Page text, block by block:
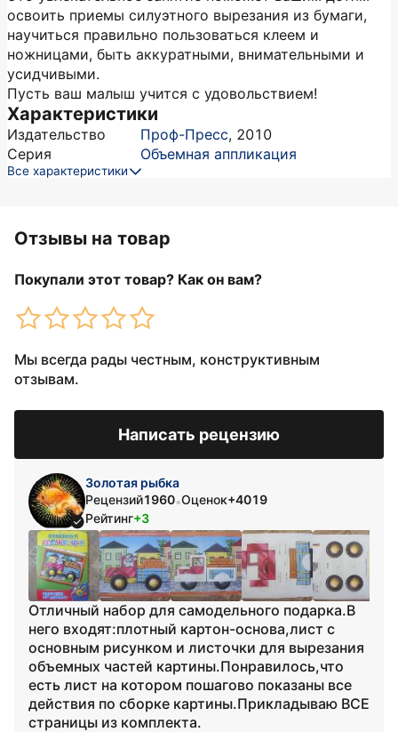
освоить приемы силуэтного вырезания из бумаги,
научиться правильно пользоваться клеем и
ножницами, быть аккуратными, внимательными и
усидчивыми.
Пусть ваш малыш учится с удовольствием!
Характеристики
Издательство Проф-Пресс, 2010
Серия
Объемная аппликация
Все характеристики
Отзывы на товар
Покупали этот товар? Как он вам?
Мы всегда рады честным, конструктивным
отзывам.
Написать рецензию
Золотая рыбка
Рецензий1960•Оценок+4019
Рейтинг+3
Отличный набор для самодельного подарка.В
него входят:плотный картон-основа,лист с
основным рисунком и листочки для вырезания
объемных частей картины.Понравилось,что
есть лист на котором пошагово показаны все
действия по сборке картины.Прикладываю ВСЕ
страницы из комплекта.